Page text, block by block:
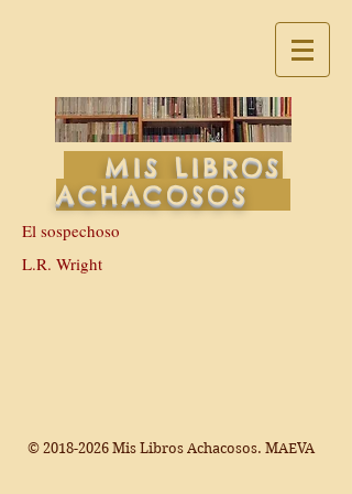
MIS LIBROS
ACHACOSOS
El sospechoso
L.R. Wright
© 2018-2026 Mis Libros Achacosos. MAEVA